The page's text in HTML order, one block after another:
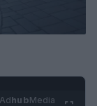
AdhubMedia